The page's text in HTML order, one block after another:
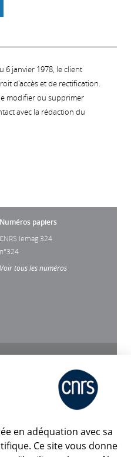
6 janvier 1978, le client
d'accès et de rectification.
modifier ou supprimer
avec la rédaction du
Numéros papiers
CNRS lemag 324
n°324
Voir tous les numéros
Mag
en adéquation avec sa
Ce site vous donne